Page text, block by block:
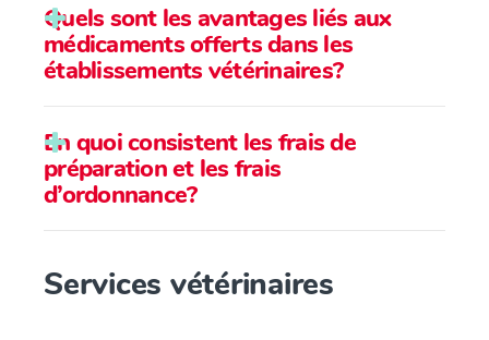
Canada ou dans certaines provinces
Quels sont les avantages liés aux
médicaments offerts dans les
établissements vétérinaires?
En quoi consistent les frais de
préparation et les frais
d’ordonnance?
Services vétérinaires